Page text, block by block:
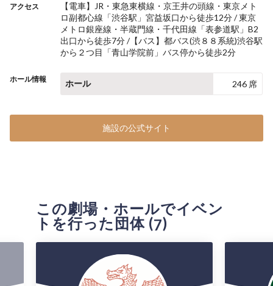
アクセス
【電車】JR・東急東横線・京王井の頭線・東京メト
ロ副都心線「渋谷駅」宮益坂口から徒歩12分 / 東京
メトロ銀座線・半蔵門線・千代田線「表参道駅」B2
出口から徒歩7分 /【バス】都バス(渋８８系統)渋谷駅
から２つ目「青山学院前」バス停から徒歩2分
ホール情報 ホール 246 席
施設の公式サイト
この劇場・ホールでイベン
トを行った団体 (7)